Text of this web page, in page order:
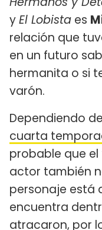
yEl Lobista es
relación que
en un futuro
hermanita o si
varón.
Dependiendo
cuarta
probable que
actor también
personaje está
encuentra
atracaron, por